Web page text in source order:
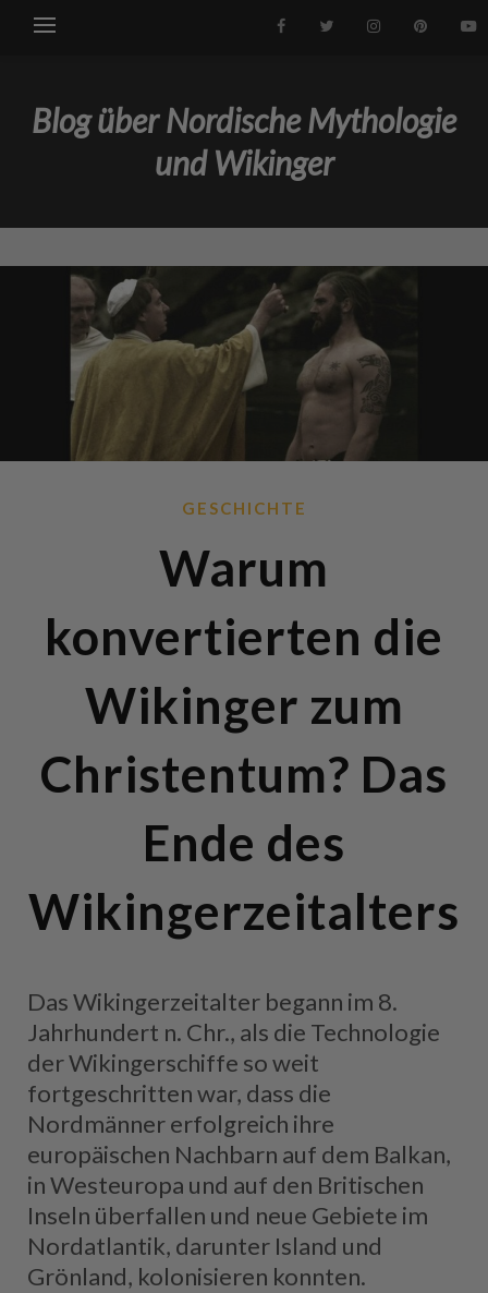
Blog über Nordische Mythologie
und Wikinger
GESCHICHTE
Warum
konvertierten die
Wikinger zum
Christentum? Das
Ende des
Wikingerzeitalters
Das Wikingerzeitalter begann im 8.
Jahrhundert n. Chr., als die Technologie
der Wikingerschiffe so weit
fortgeschritten war, dass die
Nordmänner erfolgreich ihre
europäischen Nachbarn auf dem Balkan,
in Westeuropa und auf den Britischen
Inseln überfallen und neue Gebiete im
Nordatlantik, darunter Island und
Grönland, kolonisieren konnten.